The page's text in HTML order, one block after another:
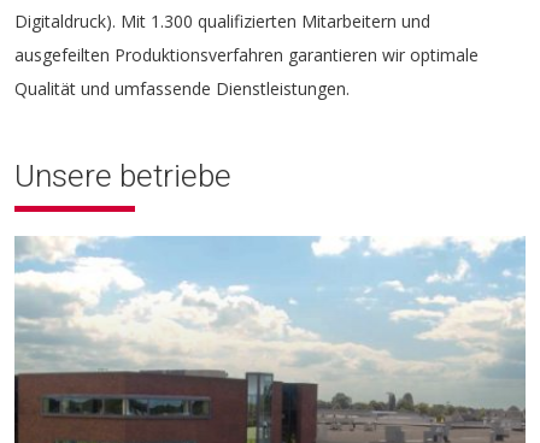
Digitaldruck). Mit 1.300 qualifizierten Mitarbeitern und
ausgefeilten Produktionsverfahren garantieren wir optimale
Qualität und umfassende Dienstleistungen.
Unsere betriebe